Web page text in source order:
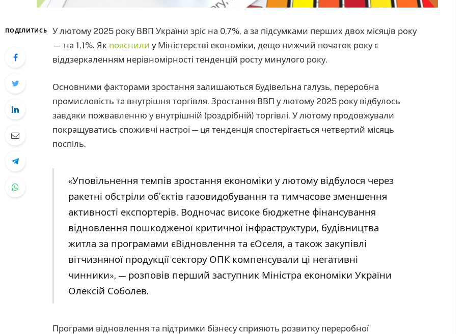
ПОДІЛИТИСЬ
У лютому 2025 року ВВП України зріс на 0,7%, а за підсумками перших двох місяців року
— на 1,1%. Як пояснили у Міністерстві економіки, дещо нижчий початок року є
віддзеркаленням нерівномірності тенденцій росту минулого року.
Основними факторами зростання залишаються будівельна галузь, переробна
промисловість та внутрішня торгівля. Зростання ВВП у лютому 2025 року відбулось
завдяки пожвавленню у внутрішній (роздрібній) торгівлі. У лютому продовжували
покращуватись споживчі настрої — ця тенденція спостерігається четвертий місяць
поспіль.
«Уповільнення темпів зростання економіки у лютому відбулося через
ракетні обстріли об’єктів газовидобування та тимчасове зменшення
активності експортерів. Водночас високе бюджетне фінансування
відновлення пошкодженої критичної інфраструктури, будівництва
житла за програмами єВідновлення та єОселя, а також закупівлі
вітчизняної продукції сектору ОПК компенсували ці негативні
чинники», — розповів перший заступник Міністра економіки України
Олексій Соболев.
Програми відновлення та підтримки бізнесу сприяють розвитку переробної